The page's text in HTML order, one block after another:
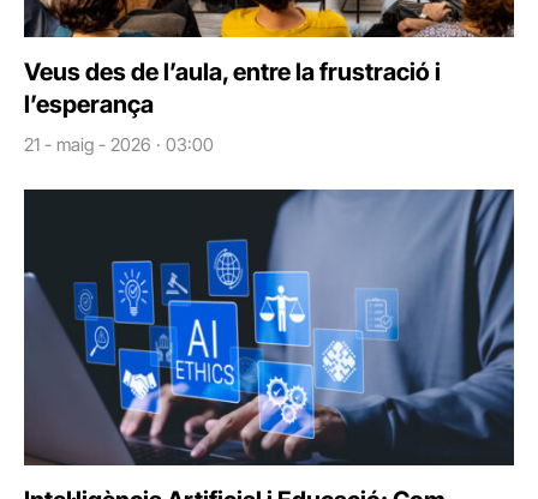
Veus des de l’aula, entre la frustració i
l’esperança
21 - maig - 2026 · 03:00